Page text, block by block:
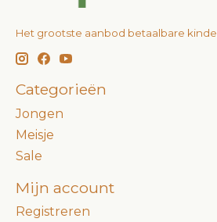
Het grootste aanbod betaalbare
Categorieën
Jongen
Meisje
Sale
Mijn account
Registreren